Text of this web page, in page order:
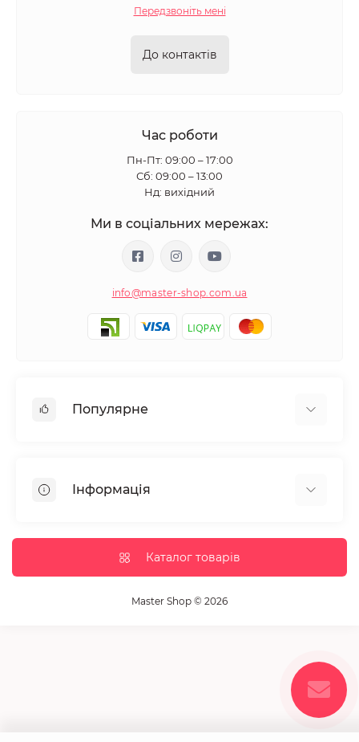
Передзвоніть мені
До контактів
Час роботи
Пн-Пт: 09:00 – 17:00
Сб: 09:00 – 13:00
Нд: вихідний
Ми в соціальних мережах:
info@master-shop.com.ua
Популярне
Парафінотерапія
Вії та брови
Дезінфекція та стерилізація
Пензлики і набори для макіяжу
Інформація
Доставка та оплата
Корисні статті
Каталог товарів
Master Shop © 2026